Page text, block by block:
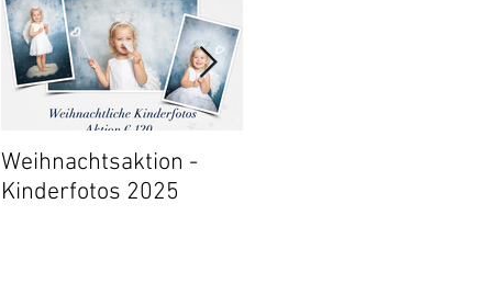
Weihnachtsaktion -
Kinderfotos 2025